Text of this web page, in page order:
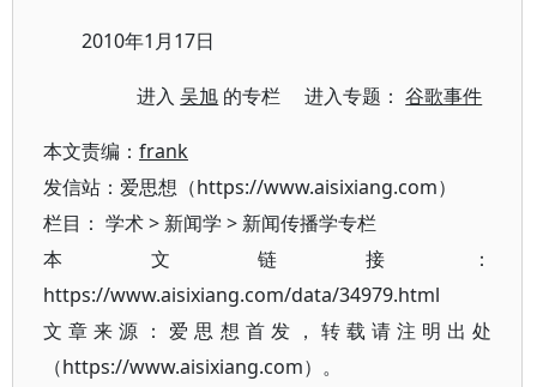
2010年1月17日
进入吴旭 的专栏 进入专题：谷歌事件
本文责编： frank
发信站：爱思想（https://www.aisixiang.com）
栏目： 学术> 新闻学 > 新闻传播学专栏
本文链接：
https://www.aisixiang.com/data/34979.html
文章来源：爱思想首发，转载请注明出处
（https://www.aisixiang.com）。